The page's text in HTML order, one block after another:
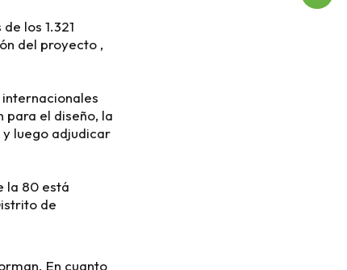
los 1.321
del proyecto ,
el diseño, la
luego adjudicar
la 80 está
de
En cuanto